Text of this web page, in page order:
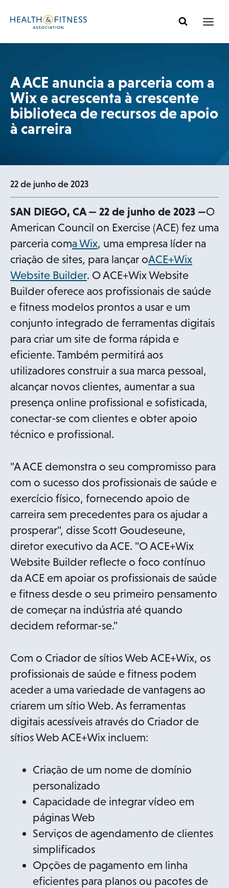
para
A ACE anuncia a parceria com a
Wix e acrescenta à crescente
biblioteca de recursos de apoio
à carreira
22 de junho de 2023
SAN DIEGO, CA — 22 de junho de 2023 —O
American Council on Exercise (ACE) fez uma
parceria coma Wixo
p
e
n
s
i
n
a
n
e
w
t
a
, uma empresa líder na
criação de sites, para lançar oACE+Wix
Website Buildero
p
e
n
s
i
n
a
n
e
w
a
b
. O ACE+Wix Website
Builder oferece aos profissionais de saúde
e fitness modelos prontos a usar e um
conjunto integrado de ferramentas digitais
para criar um site de forma rápida e
eficiente. Também permitirá aos
utilizadores construir a sua marca pessoal,
alcançar novos clientes, aumentar a sua
presença online profissional e sofisticada,
conectar-se com clientes e obter apoio
técnico e profissional.
"A ACE demonstra o seu compromisso para
com o sucesso dos profissionais de saúde e
exercício físico, fornecendo apoio de
carreira sem precedentes para os ajudar a
prosperar", disse Scott Goudeseune,
diretor executivo da ACE. "O ACE+Wix
Website Builder reflecte o foco contínuo
da ACE em apoiar os profissionais de saúde
e fitness desde o seu primeiro pensamento
de começar na indústria até quando
decidem reformar-se."
Com o Criador de sítios Web ACE+Wix, os
profissionais de saúde e fitness podem
aceder a uma variedade de vantagens ao
criarem um sítio Web. As ferramentas
digitais acessíveis através do Criador de
sítios Web ACE+Wix incluem:
Criação de um nome de domínio
personalizado
Capacidade de integrar vídeo em
páginas Web
Serviços de agendamento de clientes
simplificados
Opções de pagamento em linha
eficientes para planos ou pacotes de